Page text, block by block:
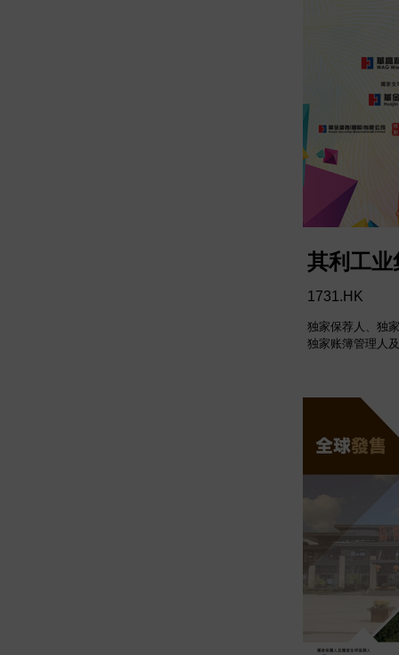
其利工业
1731.HK
独家保荐人、独
独家账簿管理人